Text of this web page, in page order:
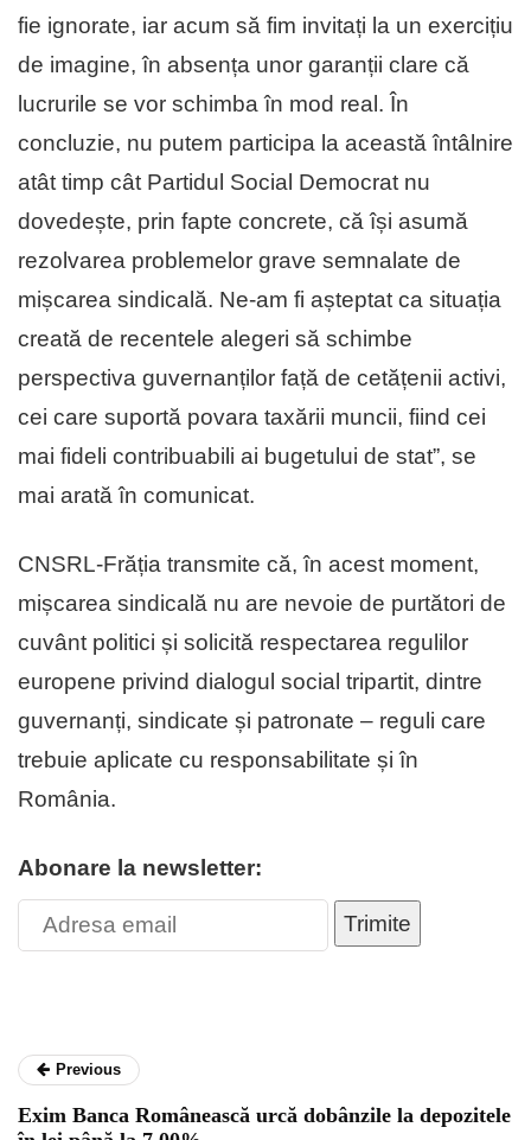
fie ignorate, iar acum să fim invitați la un exercițiu
de imagine, în absența unor garanții clare că
lucrurile se vor schimba în mod real. În
concluzie, nu putem participa la această întâlnire
atât timp cât Partidul Social Democrat nu
dovedește, prin fapte concrete, că își asumă
rezolvarea problemelor grave semnalate de
mișcarea sindicală. Ne-am fi așteptat ca situația
creată de recentele alegeri să schimbe
perspectiva guvernanților față de cetățenii activi,
cei care suportă povara taxării muncii, fiind cei
mai fideli contribuabili ai bugetului de stat”, se
mai arată în comunicat.
CNSRL-Frăția transmite că, în acest moment,
mișcarea sindicală nu are nevoie de purtători de
cuvânt politici și solicită respectarea regulilor
europene privind dialogul social tripartit, dintre
guvernanți, sindicate și patronate – reguli care
trebuie aplicate cu responsabilitate și în
România.
Abonare la newsletter:
Trimite
Previous
Exim Banca Românească urcă dobânzile la depozitele